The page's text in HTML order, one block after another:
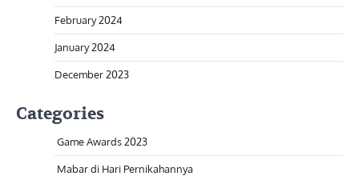
February 2024
January 2024
December 2023
Categories
Game Awards 2023
Mabar di Hari Pernikahannya